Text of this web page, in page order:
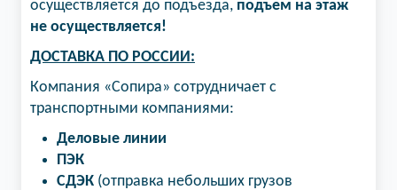
осуществляется до подъезда, подъем на этаж
не осуществляется!
ДОСТАВКА ПО РОССИИ:
Компания «Сопира» сотрудничает с
транспортными компаниями:
Деловые линии
ПЭК
СДЭК (отправка небольших грузов